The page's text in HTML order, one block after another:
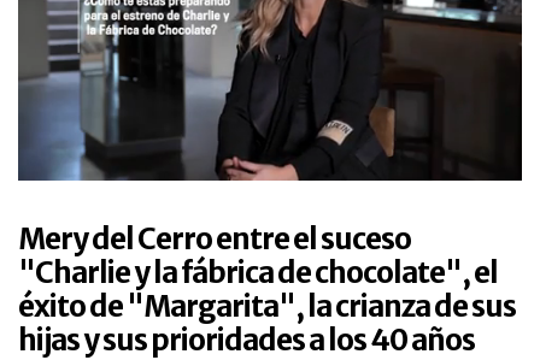
Mery del Cerro entre el suceso
"Charlie y la fábrica de chocolate", el
éxito de "Margarita", la crianza de sus
hijas y sus prioridades a los 40 años
0
of
18
minutes,
15
seconds